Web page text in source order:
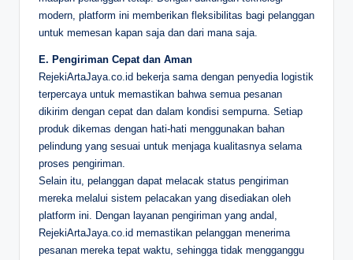
modern, platform ini memberikan fleksibilitas bagi pelanggan
untuk memesan kapan saja dan dari mana saja.
E. Pengiriman Cepat dan Aman
RejekiArtaJaya.co.id bekerja sama dengan penyedia logistik
terpercaya untuk memastikan bahwa semua pesanan
dikirim dengan cepat dan dalam kondisi sempurna. Setiap
produk dikemas dengan hati-hati menggunakan bahan
pelindung yang sesuai untuk menjaga kualitasnya selama
proses pengiriman.
Selain itu, pelanggan dapat melacak status pengiriman
mereka melalui sistem pelacakan yang disediakan oleh
platform ini. Dengan layanan pengiriman yang andal,
RejekiArtaJaya.co.id memastikan pelanggan menerima
pesanan mereka tepat waktu, sehingga tidak mengganggu